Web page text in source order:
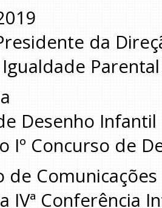
da
Parental
Desenho
Iº Concurso de
de
IVª Conferência